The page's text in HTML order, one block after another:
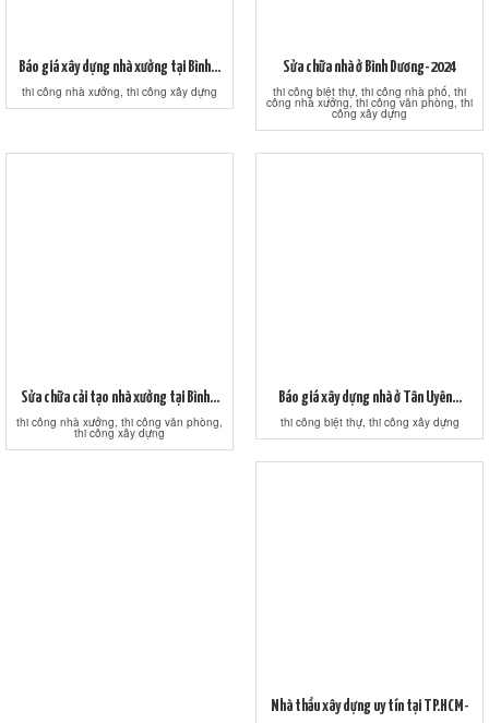
Báo giá xây dựng nhà xưởng tại Bình...
thi công nhà xưởng, thi công xây dựng
Sửa chữa nhà ở Bình Dương-2024
thi công biệt thự, thi công nhà phố, thi
công nhà xưởng, thi công văn phòng, thi
công xây dựng
Sửa chữa cải tạo nhà xưởng tại Bình...
thi công nhà xưởng, thi công văn phòng,
thi công xây dựng
Báo giá xây dựng nhà ở Tân Uyên...
thi công biệt thự, thi công xây dựng
Nhà thầu xây dựng uy tín tại TP.HCM-